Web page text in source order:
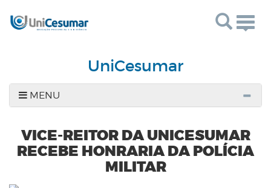
UniCesumar
MENU
VICE-REITOR DA UNICESUMAR
RECEBE HONRARIA DA POLÍCIA
MILITAR